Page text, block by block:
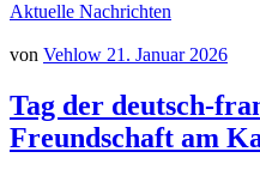
Aktuelle Nachrichten
von Vehlow 21. Januar 2026
Tag der deutsch-
Freundschaft am